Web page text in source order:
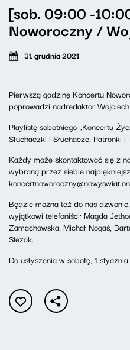
[sob. 09:00 -
Noworoczny /
31 grudnia 2021
Pierwszą godzinę Koncertu
poprowadzi nadredaktor
Playlistę sobotniego „Koncertu
Słuchaczki i Słuchacze, Patronki i
Każdy może skontaktować się z
wybraną przez siebie
Będzie można też do nas
wyjątkowi telefoniści: Magda
Zamachowska, Michał Nogaś,
Slezak.
Do usłyszenia w sobotę, 1